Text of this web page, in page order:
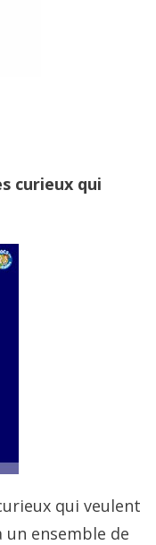
curieux qui
qui veulent
un ensemble de